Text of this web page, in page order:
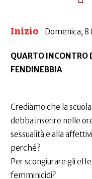
Inizio Domenica, 8
QUARTO INCONTRO
FENDINEBBIA
Crediamo che la
debba inserire nelle
sessualità e alla
perché?
Per scongiurare gli
femminicidi?